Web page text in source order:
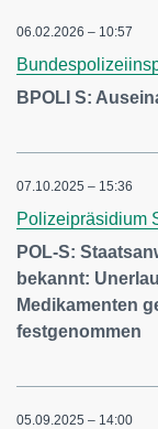
06.02.2026 – 10:57
BPOLI S:
07.10.2025 – 15:36
Polizeipräsidium
POL-S:
bekannt:
Medikamenten
festgenommen
05.09.2025 – 14:00